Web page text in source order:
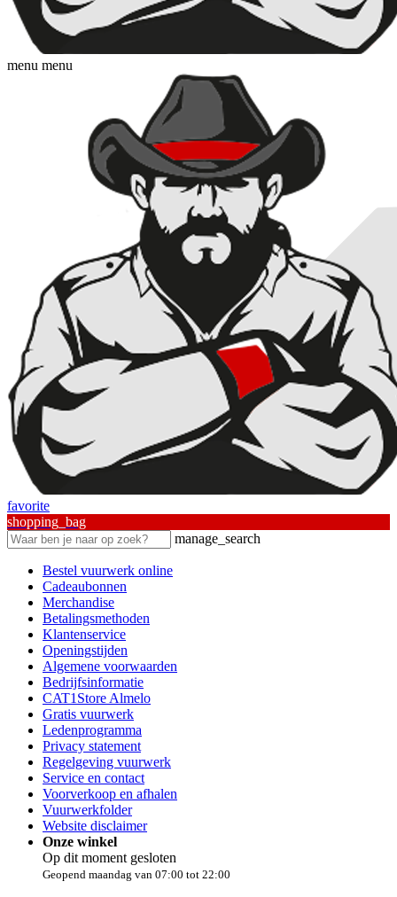
menu menu
favorite
shopping_bag
manage_search
Bestel vuurwerk online
Cadeaubonnen
Merchandise
Betalingsmethoden
Klantenservice
Openingstijden
Algemene voorwaarden
Bedrijfsinformatie
CAT1Store Almelo
Gratis vuurwerk
Ledenprogramma
Privacy statement
Regelgeving vuurwerk
Service en contact
Voorverkoop en afhalen
Vuurwerkfolder
Website disclaimer
Onze winkel
Op dit moment gesloten
Geopend maandag van 07:00 tot 22:00